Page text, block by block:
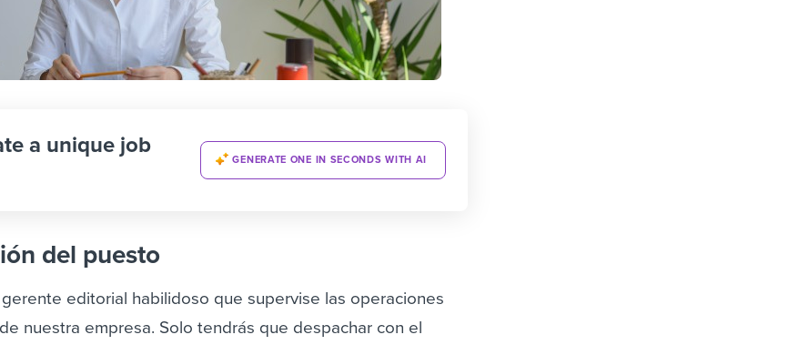
a unique job
GENERATE ONE IN SECONDS WITH AI
del puesto
editorial habilidoso que supervise las operaciones
nuestra empresa. Solo tendrás que despachar con el